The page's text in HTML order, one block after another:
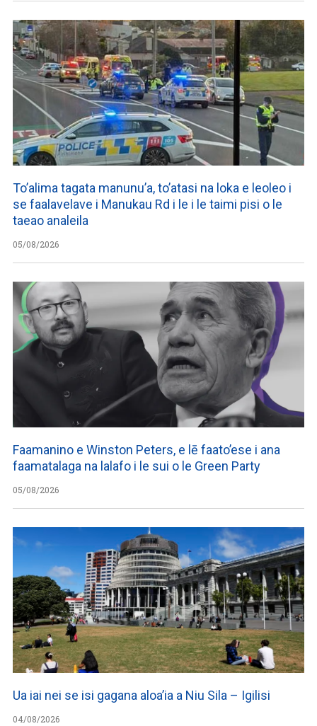
To’alima tagata manunu’a, to’atasi na loka e leoleo i
se faalavelave i Manukau Rd i le i le taimi pisi o le
taeao analeila
05/08/2026
Faamanino e Winston Peters, e lē faato’ese i ana
faamatalaga na lalafo i le sui o le Green Party
05/08/2026
Ua iai nei se isi gagana aloa’ia a Niu Sila – Igilisi
04/08/2026